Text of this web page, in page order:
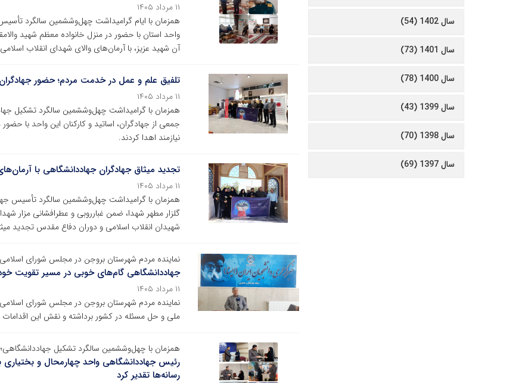
۱۱ مرداد ۱۴۰۵
همزمان با ایام گرامیداشت چهل‌وششمین سالگرد
واحد استان با حضور در منزل خانواده معظم شهید
آن شهید عزیز، با آرمان‌های والای شهدای انقلاب
تلفیق علم و عمل در خدمت مردم؛ حضور
۱۱ مرداد ۱۴۰۵
همزمان با گرامیداشت چهل‌وششمین سالگرد تشکیل
جمعی از جهادگران، اساتید و کارکنان این واحد با
نیازمند اهدا کردند.
تجدید میثاق جهادگران جهاددانشگاهی با
۱۱ مرداد ۱۴۰۵
همزمان با گرامیداشت چهل‌وششمین سالگرد تأسیس
گلزار مطهر شهدا، ضمن غبارروبی و عطرافشانی مزار
شهیدان انقلاب اسلامی و دوران دفاع مقدس تجدید
نماینده مردم شهرستان بروجن در مجلس شورای
جهاددانشگاهی گام‌های خوبی در مسیر تقویت
۱۱ مرداد ۱۴۰۵
نماینده مردم شهرستان بروجن در مجلس شورای
ملی و حل مسئله در کشور برداشته و نقش این اقدامات
همزمان با چهل‌وششمین سالگرد تشکیل جهاددانشگاهی؛
رئیس جهاددانشگاهی واحد چهارمحال و بختیاری
رسانه‌ها تقدیر کرد
سال 1402 (54)
سال 1401 (73)
سال 1400 (78)
سال 1399 (43)
سال 1398 (70)
سال 1397 (69)